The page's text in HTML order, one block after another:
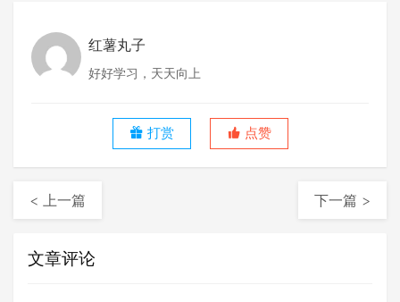
红薯丸子
好好学习，天天向上
打赏 点赞
< 上一篇 下一篇 >
文章评论